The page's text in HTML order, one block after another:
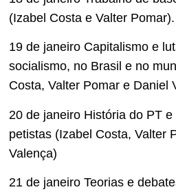
(Izabel Costa e Valter Pomar).
19 de janeiro Capitalismo e
socialismo, no Brasil e no
Costa, Valter Pomar e Daniel
20 de janeiro História do PT
petistas (Izabel Costa, Valter
Valença)
21 de janeiro Teorias e